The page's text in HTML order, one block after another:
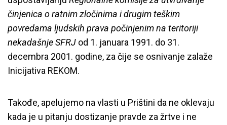
činjenica o ratnim zločinima i drugim teškim
povredama ljudskih prava počinjenim na teritoriji
nekadašnje SFRJ od 1. januara 1991. do 31.
decembra 2001. godine, za čije se osnivanje zalaže
Inicijativa REKOM.
Takođe, apelujemo na vlasti u Prištini da ne oklevaju
kada je u pitanju dostizanje pravde za žrtve i ne